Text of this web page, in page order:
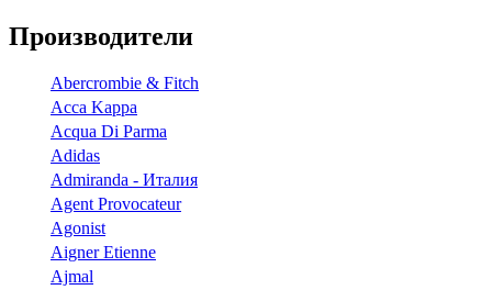
Производители
Abercrombie & Fitch
Acca Kappa
Acqua Di Parma
Adidas
Admiranda - Италия
Agent Provocateur
Agonist
Aigner Etienne
Ajmal